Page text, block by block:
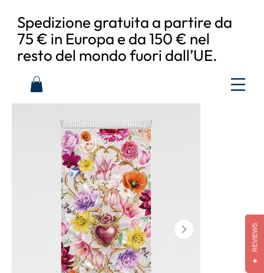
Spedizione gratuita a partire da
75 € in Europa e da 150 € nel
resto del mondo fuori dall’UE.
★
REVIEWS